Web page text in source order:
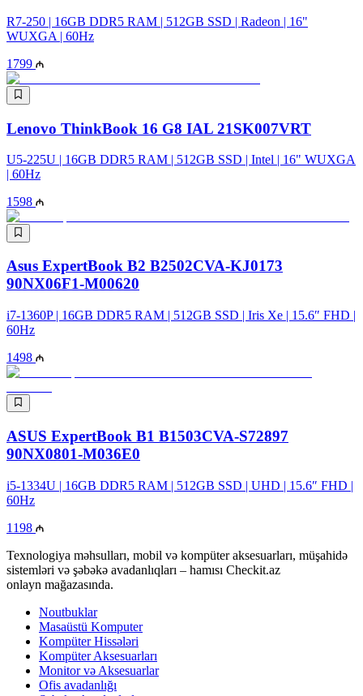
R7-250 | 16GB DDR5 RAM | 512GB SSD | Radeon | 16"
WUXGA | 60Hz
1799
Lenovo ThinkBook 16 G8 IAL 21SK007VRT
U5-225U | 16GB DDR5 RAM | 512GB SSD | Intel | 16" WUXGA
| 60Hz
1598
Asus ExpertBook B2 B2502CVA-KJ0173
90NX06F1-M00620
i7-1360P | 16GB DDR5 RAM | 512GB SSD | Iris Xe | 15.6″ FHD |
60Hz
1498
ASUS ExpertBook B1 B1503CVA-S72897
90NX0801-M036E0
i5-1334U | 16GB DDR5 RAM | 512GB SSD | UHD | 15.6″ FHD |
60Hz
1198
Texnologiya məhsulları, mobil və kompüter aksesuarları, müşahidə
sistemləri və şəbəkə avadanlıqları – hamısı Checkit.az
onlayn mağazasında.
Noutbuklar
Masaüstü Komputer
Kompüter Hissələri
Kompüter Aksesuarları
Monitor və Aksesuarlar
Ofis avadanlığı